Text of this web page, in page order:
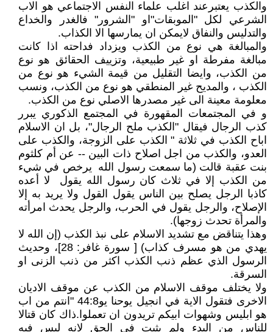
والكذب يعتبرعند اغلب علماء النفس الاجتماعي هو الاب
الشرعي لكل "الموبقات"او "الشرور" فالغدر والخداع
والتدليس والنفاق لايمكن ان يمارسها الا الكذاب.
والمبالغة هي نوع من الكذب ويزداد فداحته اذا كانت
مبالغة مفرطة او غير طبيعية، وتزييف الحقائق هو نوع
من الكذب، وايضا التقليل من قيمة الشيء هو نوع من
الكذب ، والمديح غير المنطقي هو نوع من الكذب، ونسب
معلومة معينة الى غير مصدرها الاصلي نوع من الكذب.
و في المجتمعات المقهورة في المجتمع الذكوري يبرر
كذب الرجال فيقال "الكذب ملح الرجال"، بل ان الاسلام
اباح الكذب في ثلاثة " الكذب على الزوجة، والكذب على
العدو، والكذب من اجل اصلاح ذات البين -- عن أم كلثوم
بنت عقبة قالت (ما سمعت رسول الله ‏‏ يرخص في شيء
من الكذب إلا في ثلاث كان رسول الله يقول ‏ ‏لا أعده
كاذبا الرجل يصلح بين الناس يقول القول ولا يريد به إلا
الإصلاح، والرجل يقول في الحرب، والرجل يحدث امرأته
والمرأة تحدث زوجها)‏.
وهذا يتناقض مع تشديد الاسلام على نبذ الكذب (إن الله لا
يهدي من هو مسرف كذاب) [ سورة غافر: 28]، وحديث
الرسول الذي عظم ذنب الكذب اكثر من ذنب الزنى او
السرقة.
ولا يختلف موقف الاسلام من الكذب عن موقف الاديان
الاخرى فتقول الاية في انجيل يوحنا يو44:8 "انتم من اب
هو ابليس وشهوات ابيكم تريدون ان تعملوا.ذاك كان قتالا
للناس من البدء ولم يثبت في الحق لانه ليس فيه